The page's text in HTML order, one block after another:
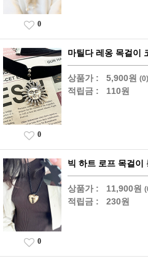
0
마틸다 레옹 목걸이
상품가 : 5,900원 (0)
적립금 : 110원
0
빅 하트 로프 목걸이
상품가 : 11,900원
적립금 : 230원
0